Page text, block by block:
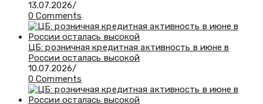
13.07.2026/
0 Comments
ЦБ: розничная кредитная активность в июне в
России осталась высокой
10.07.2026/
0 Comments